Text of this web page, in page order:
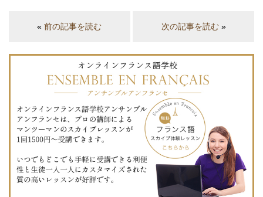
«前の記事を読む 次の記事を読む»